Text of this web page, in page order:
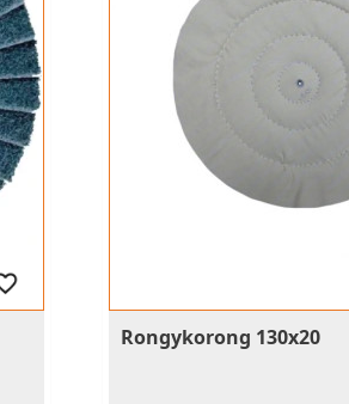
Rongykorong 130x20